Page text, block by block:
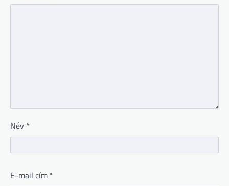
Név *
E-mail cím *